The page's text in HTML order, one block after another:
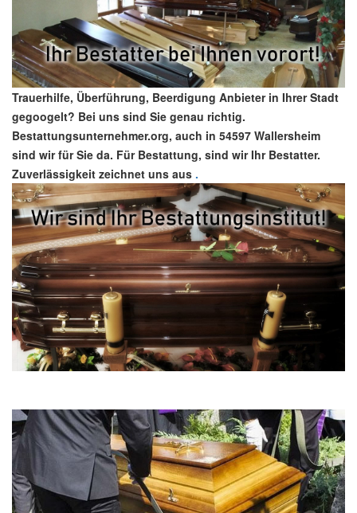
Trauerhilfe, Überführung, Beerdigung Anbieter in Ihrer Stadt
gegoogelt? Bei uns sind Sie genau richtig.
Bestattungsunternehmer.org, auch in 54597 Wallersheim
sind wir für Sie da. Für Bestattung, sind wir Ihr Bestatter.
Zuverlässigkeit zeichnet uns aus .